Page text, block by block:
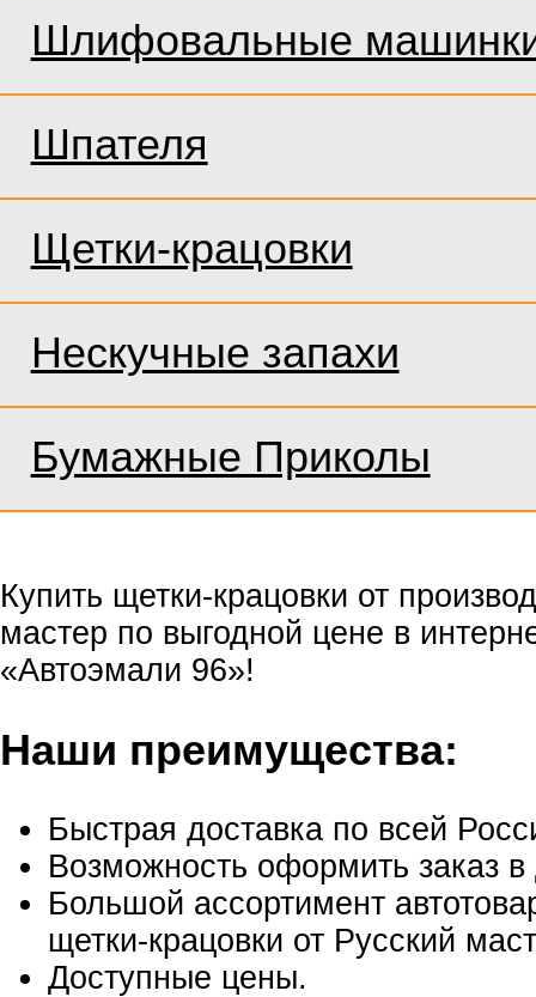
Шлифовальные
Шпателя
Щетки-крацовки
Нескучные запахи
Бумажные Приколы
Купить щетки-крацовки от
мастер по выгодной цене в
«Автоэмали 96»!
Наши преимущества:
Быстрая доставка по всей
Возможность оформить заказ в
Большой ассортимент
щетки-крацовки от Русский
Доступные цены.